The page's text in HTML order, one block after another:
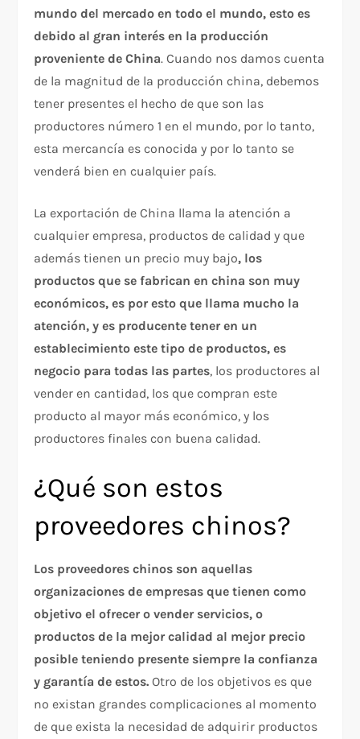
mundo del mercado en todo el mundo, esto es
debido al gran interés en la producción
proveniente de China. Cuando nos damos cuenta
de la magnitud de la producción china, debemos
tener presentes el hecho de que son las
productores número 1 en el mundo, por lo tanto,
esta mercancía es conocida y por lo tanto se
venderá bien en cualquier país.
La exportación de China llama la atención a
cualquier empresa, productos de calidad y que
además tienen un precio muy bajo, los
productos que se fabrican en china son muy
económicos, es por esto que llama mucho la
atención, y es producente tener en un
establecimiento este tipo de productos, es
negocio para todas las partes, los productores al
vender en cantidad, los que compran este
producto al mayor más económico, y los
productores finales con buena calidad.
¿Qué son estos
proveedores chinos?
Los proveedores chinos son aquellas
organizaciones de empresas que tienen como
objetivo el ofrecer o vender servicios, o
productos de la mejor calidad al mejor precio
posible teniendo presente siempre la confianza
y garantía de estos. Otro de los objetivos es que
no existan grandes complicaciones al momento
de que exista la necesidad de adquirir productos